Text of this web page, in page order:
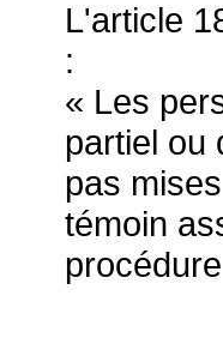
L'article
:
« Les
partiel ou
pas
témoin